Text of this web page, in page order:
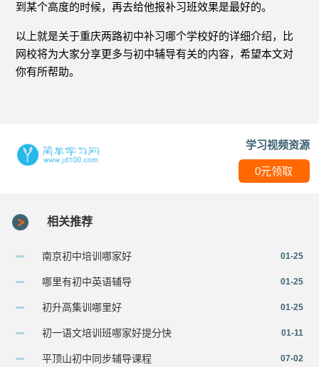
到某个高度的时候，再去给他报补习班效果是最好的。
以上就是关于重庆两路初中补习哪个学校好的详细介绍，比
网校将为大家分享更多与初中辅导有关的内容，希望本文对
你有所帮助。
学习视频资源
0元领取
相关推荐
南京初中培训哪家好 01-25
哪里有初中英语辅导 01-25
初升高集训哪里好 01-25
初一语文培训班哪家好提分快 01-11
平顶山初中同步辅导课程 07-02